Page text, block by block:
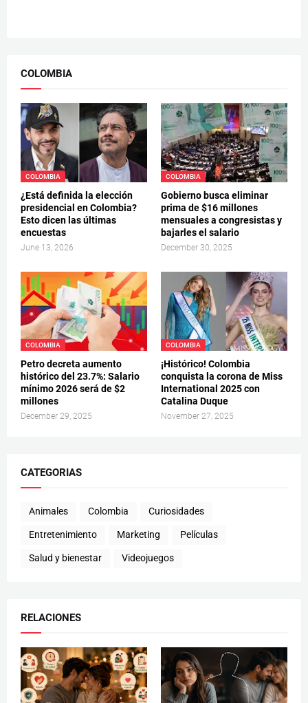
COLOMBIA
COLOMBIA
¿Está definida la elección
presidencial en Colombia?
Esto dicen las últimas
encuestas
June 13, 2026
COLOMBIA
Gobierno busca eliminar
prima de $16 millones
mensuales a congresistas y
bajarles el salario
December 30, 2025
COLOMBIA
Petro decreta aumento
histórico del 23.7%: Salario
mínimo 2026 será de $2
millones
December 29, 2025
COLOMBIA
¡Histórico! Colombia
conquista la corona de Miss
International 2025 con
Catalina Duque
November 27, 2025
CATEGORIAS
Animales Colombia Curiosidades
Entretenimiento Marketing Películas
Salud y bienestar Videojuegos
RELACIONES